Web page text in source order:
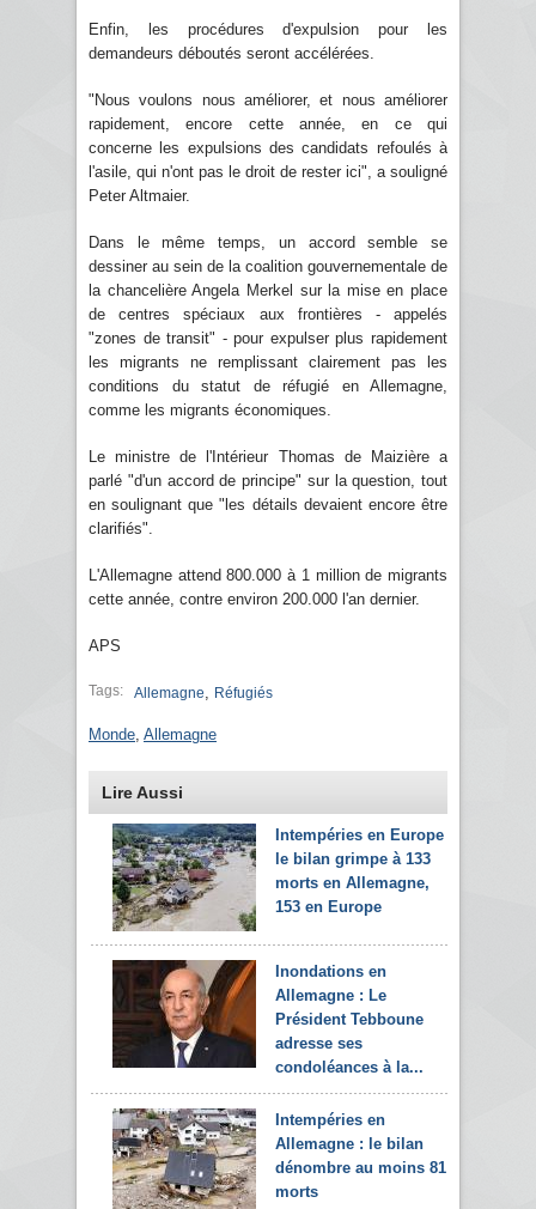
Enfin, les procédures d'expulsion pour les
demandeurs déboutés seront accélérées.
"Nous voulons nous améliorer, et nous améliorer
rapidement, encore cette année, en ce qui
concerne les expulsions des candidats refoulés à
l'asile, qui n'ont pas le droit de rester ici", a souligné
Peter Altmaier.
Dans le même temps, un accord semble se
dessiner au sein de la coalition gouvernementale de
la chancelière Angela Merkel sur la mise en place
de centres spéciaux aux frontières - appelés
"zones de transit" - pour expulser plus rapidement
les migrants ne remplissant clairement pas les
conditions du statut de réfugié en Allemagne,
comme les migrants économiques.
Le ministre de l'Intérieur Thomas de Maizière a
parlé "d'un accord de principe" sur la question, tout
en soulignant que "les détails devaient encore être
clarifiés".
L'Allemagne attend 800.000 à 1 million de migrants
cette année, contre environ 200.000 l'an dernier.
APS
Tags: Allemagne Réfugiés
Monde Allemagne
Lire Aussi
Intempéries en Europe :
le bilan grimpe à 133
morts en Allemagne,
153 en Europe
Inondations en
Allemagne : Le
Président Tebboune
adresse ses
condoléances à la...
Intempéries en
Allemagne : le bilan
dénombre au moins 81
morts